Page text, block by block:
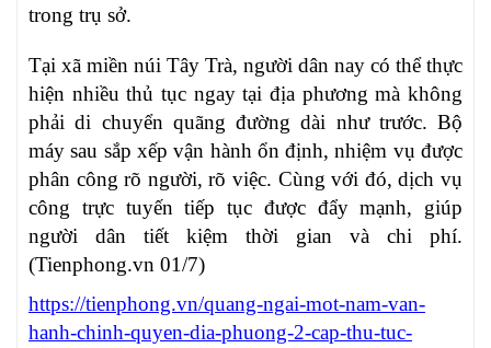
trong trụ sở.
Tại xã miền núi Tây Trà, người dân nay có thể thực
hiện nhiều thủ tục ngay tại địa phương mà không
phải di chuyển quãng đường dài như trước. Bộ
máy sau sắp xếp vận hành ổn định, nhiệm vụ được
phân công rõ người, rõ việc. Cùng với đó, dịch vụ
công trực tuyến tiếp tục được đẩy mạnh, giúp
người dân tiết kiệm thời gian và chi phí.
(Tienphong.vn 01/7)
https://tienphong.vn/quang-ngai-mot-nam-van-
hanh-chinh-quyen-dia-phuong-2-cap-thu-tuc-